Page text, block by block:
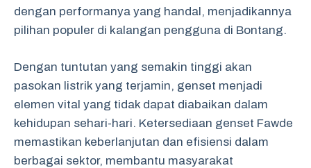
dengan performanya yang handal, menjadikannya
pilihan populer di kalangan pengguna di Bontang.
Dengan tuntutan yang semakin tinggi akan
pasokan listrik yang terjamin, genset menjadi
elemen vital yang tidak dapat diabaikan dalam
kehidupan sehari-hari. Ketersediaan genset Fawde
memastikan keberlanjutan dan efisiensi dalam
berbagai sektor, membantu masyarakat